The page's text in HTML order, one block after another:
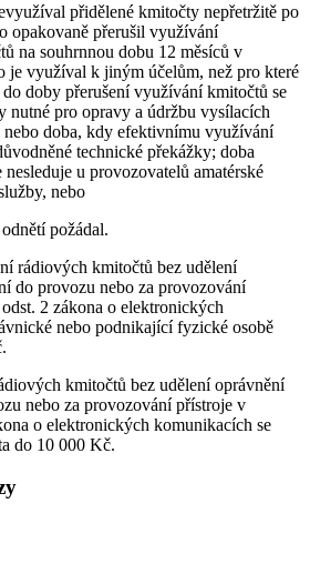
přidělené kmitočty nepřetržitě po
opakovaně přerušil využívání
na souhrnnou dobu 12 měsíců v
je využíval k jiným účelům, než pro které
doby přerušení využívání kmitočtů se
nutné pro opravy a údržbu vysílacích
doba, kdy efektivnímu využívání
technické překážky; doba
u provozovatelů amatérské
nebo
požádal.
rádiových kmitočtů bez udělení
do provozu nebo za provozování
2 zákona o elektronických
nebo podnikající fyzické osobě
kmitočtů bez udělení oprávnění
nebo za provozování přístroje v
o elektronických komunikacích se
do 10 000 Kč.